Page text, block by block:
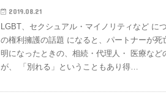
2019.08.21
LGBT、セクシュアル・マイノリティなど に
の権利擁護の話題 になると、パートナーが死
明になったときの、相続・代理人・ 医療など
が、 「別れる」ということもあり得…